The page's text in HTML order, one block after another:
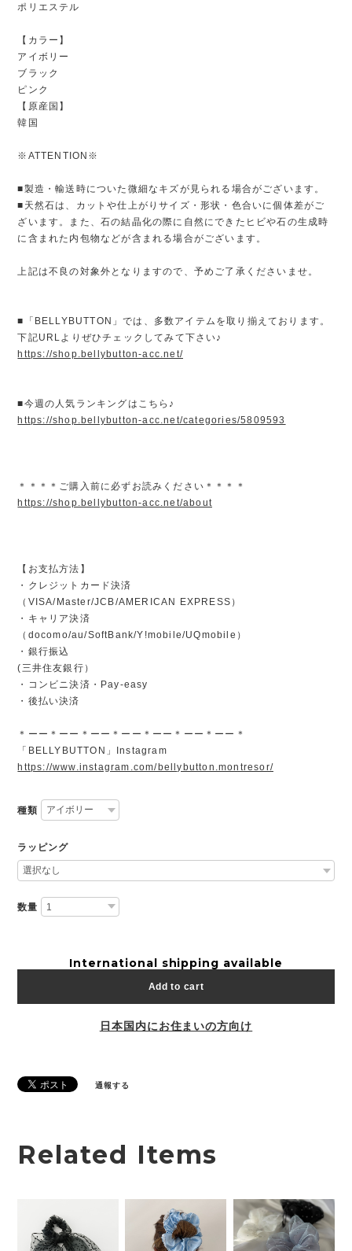
ポリエステル
【カラー】
アイボリー
ブラック
ピンク
【原産国】
韓国
※ATTENTION※
■製造・輸送時についた微細なキズが見られる場合がございます。
■天然石は、カットや仕上がりサイズ・形状・色合いに個体差がご
ざいます。また、石の結晶化の際に自然にできたヒビや石の生成時
に含まれた内包物などが含まれる場合がございます。
上記は不良の対象外となりますので、予めご了承くださいませ。
■「BELLYBUTTON」では、多数アイテムを取り揃えております。
下記URLよりぜひチェックしてみて下さい♪
https://shop.bellybutton-acc.net/
■今週の人気ランキングはこちら♪
https://shop.bellybutton-acc.net/categories/5809593
＊＊＊＊ご購入前に必ずお読みください＊＊＊＊
https://shop.bellybutton-acc.net/about
【お支払方法】
・クレジットカード決済
（VISA/Master/JCB/AMERICAN EXPRESS）
・キャリア決済
（docomo/au/SoftBank/Y!mobile/UQmobile）
・銀行振込
(三井住友銀行）
・コンビニ決済・Pay-easy
・後払い決済
＊ーー＊ーー＊ーー＊ーー＊ーー＊ーー＊ーー＊
「BELLYBUTTON」Instagram
https://www.instagram.com/bellybutton.montresor/
種類
ラッピング
数量
International shipping available
Add to cart
日本国内にお住まいの方向け
通報する
Related Items